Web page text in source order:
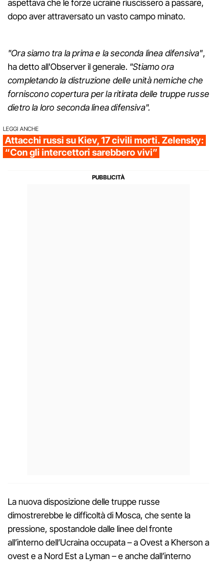
aspettava che le forze ucraine riuscissero a passare,
dopo aver attraversato un vasto campo minato.
"Ora siamo tra la prima e la seconda linea difensiva",
ha detto all'Observer il generale. "Stiamo ora
completando la distruzione delle unità nemiche che
forniscono copertura per la ritirata delle truppe russe
dietro la loro seconda linea difensiva".
LEGGI ANCHE
Attacchi russi su Kiev, 17 civili morti. Zelensky:
“Con gli intercettori sarebbero vivi”
La nuova disposizione delle truppe russe
dimostrerebbe le difficoltà di Mosca, che sente la
pressione, spostandole dalle linee del fronte
all’interno dell’Ucraina occupata – a Ovest a Kherson a
ovest e a Nord Est a Lyman – e anche dall’interno